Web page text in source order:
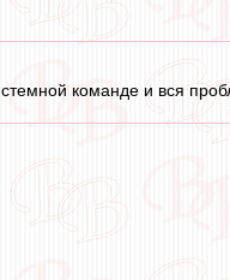
команде и вся